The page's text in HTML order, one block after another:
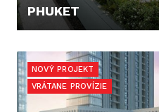
PHUKET
NOVÝ PROJEKT
VRÁTANE PROVÍZIE